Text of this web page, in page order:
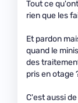
Tout ce
rien que les
Et pardon
quand le
des
pris en otage
C'est aussi